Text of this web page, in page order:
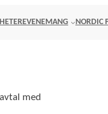
EVENEMANG NORDIC